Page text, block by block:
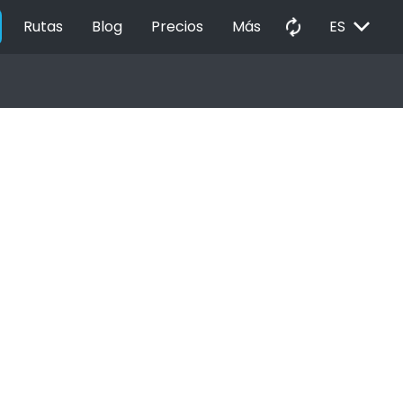
Rutas Blog Precios Más autorenew ES EXPAND_MORE